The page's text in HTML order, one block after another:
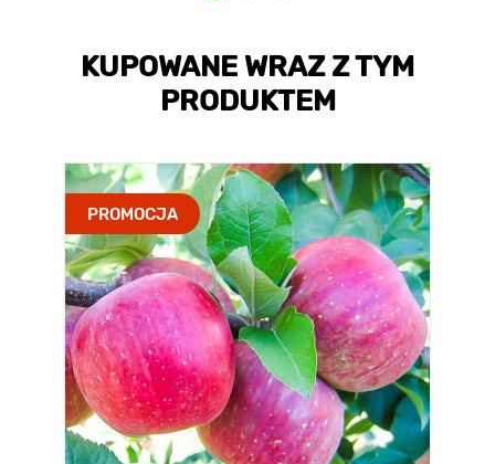
KUPOWANE WRAZ Z TYM
PRODUKTEM
PROMOCJA